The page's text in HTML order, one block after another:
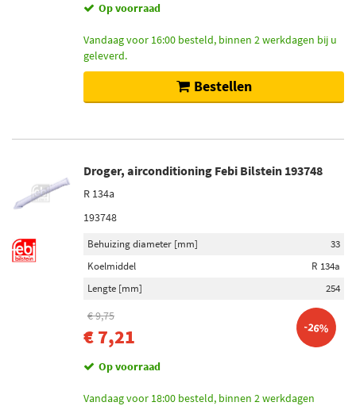
Op voorraad
Vandaag voor 16:00 besteld, binnen 2 werkdagen bij u
geleverd.
Bestellen
Droger, airconditioning Febi Bilstein 193748
R 134a
193748
Behuizing diameter [mm]
33
Koelmiddel
R 134a
Lengte [mm]
254
€ 9,75
€ 7,21 -26%
Op voorraad
Vandaag voor 18:00 besteld, binnen 2 werkdagen